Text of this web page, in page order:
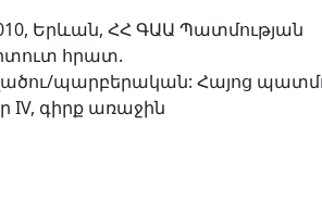
Երևան, ՀՀ ԳԱԱ Պատմության
հրատ.
պարբերական: Հայոց
IV, գիրք առաջին